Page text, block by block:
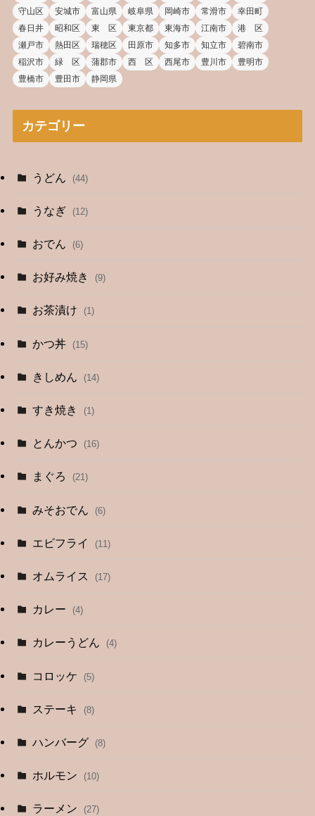
守山区
安城市 富山県 岐阜県 岡崎市 常滑市
幸田町
春日井
昭和区 東 区 東京都 東海市 江南市
港 区
瀬戸市
熱田区 瑞穂区 田原市 知多市 知立市
碧南市
稲沢市
緑 区 蒲郡市 西 区 西尾市 豊川市
豊明市
豊橋市
豊田市 静岡県
カテゴリー
うどん (44)
うなぎ (12)
おでん (6)
お好み焼き (9)
お茶漬け (1)
かつ丼 (15)
きしめん (14)
すき焼き (1)
とんかつ (16)
まぐろ (21)
みそおでん (6)
エビフライ (11)
オムライス (17)
カレー (4)
カレーうどん (4)
コロッケ (5)
ステーキ (8)
ハンバーグ (8)
ホルモン (10)
ラーメン (27)